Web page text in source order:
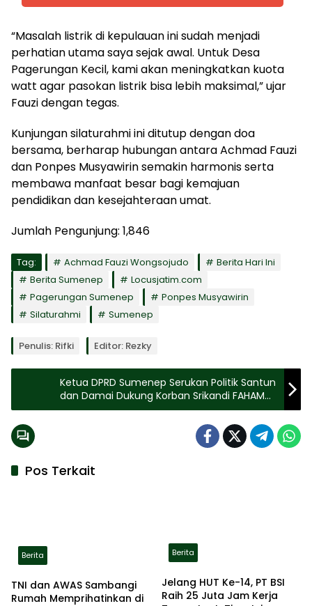
“Masalah listrik di kepulauan ini sudah menjadi
perhatian utama saya sejak awal. Untuk Desa
Pagerungan Kecil, kami akan meningkatkan kuota
watt agar pasokan listrik bisa lebih maksimal,” ujar
Fauzi dengan tegas.
Kunjungan silaturahmi ini ditutup dengan doa
bersama, berharap hubungan antara Achmad Fauzi
dan Ponpes Musyawirin semakin harmonis serta
membawa manfaat besar bagi kemajuan
pendidikan dan kesejahteraan umat.
Jumlah Pengunjung: 1,846
Tag: Achmad Fauzi Wongsojudo
Berita Hari Ini
Berita Sumenep
Locusjatim.com
Pagerungan Sumenep
Ponpes Musyawirin
Silaturahmi
Sumenep
Penulis: Rifki Editor: Rezky
Ketua DPRD Sumenep Serukan Politik Santun
dan Damai Dukung Korban Srikandi FAHAM
Agar Tetap Kuat
Pos Terkait
Berita
TNI dan AWAS Sambangi
Rumah Memprihatinkan di
Berita
Jelang HUT Ke-14, PT BSI
Raih 25 Juta Jam Kerja